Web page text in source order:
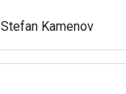
Stefan Kamenov